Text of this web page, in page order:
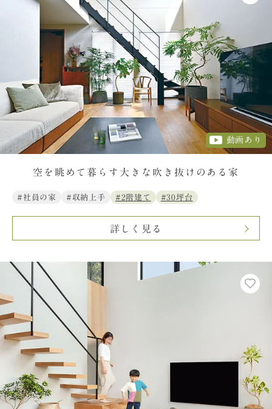
動画あり
空を眺めて暮らす大きな吹き抜けのある家
#社員の家 #収納上手 #2階建て #30坪台
詳しく見る